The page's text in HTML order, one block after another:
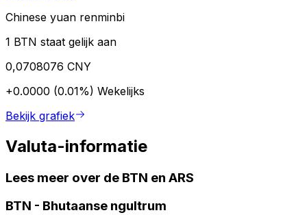
Chinese yuan renminbi
1 BTN staat gelijk aan
0,0708076 CNY
+0.0000 (0.01%) Wekelijks
Bekijk grafiek
Valuta-informatie
Lees meer over de BTN en ARS
BTN - Bhutaanse ngultrum